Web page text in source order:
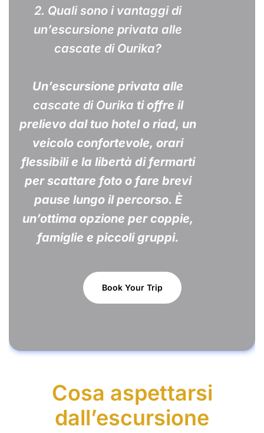
2. Quali sono i vantaggi di
un’escursione privata alle
cascate di Ourika?
Un’escursione privata alle
cascate di Ourika ti offre il
prelievo dal tuo hotel o riad, un
veicolo confortevole, orari
flessibili e la libertà di fermarti
per scattare foto o fare brevi
pause lungo il percorso. È
un’ottima opzione per coppie,
famiglie e piccoli gruppi.
Book Your Trip
Cosa aspettarsi
dall’escursione